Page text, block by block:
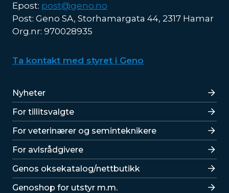
Epost: post@geno.no
Post: Geno SA, Storhamargata 44, 2317 Hamar
Org.nr: 970028935
Ta kontakt med styret i Geno
Lenker
Nyheter
For tillitsvalgte
For veterinærer og seminteknikere
For avlsrådgivere
Lenker
Genos oksekatalog/nettbutikk
Genoshop for utstyr m.m.